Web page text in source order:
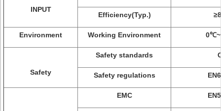
INPUT
Efficiency(Typ.)
Environment Working Environment
Safety
Safety standards
Safety regulations
EMC